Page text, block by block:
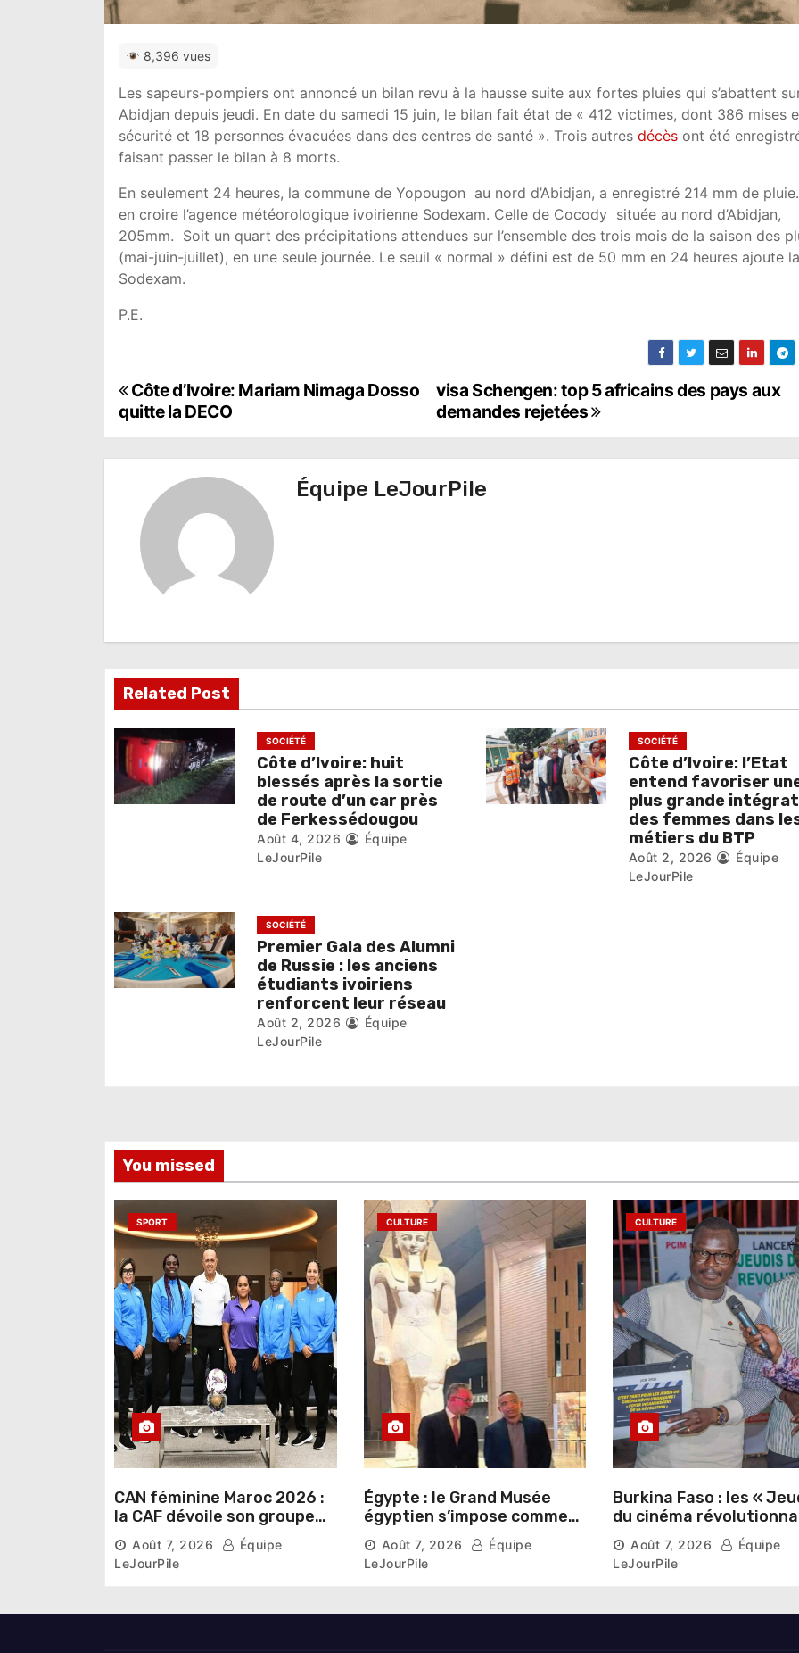
8,396 vues
Les sapeurs-pompiers ont annoncé un bilan revu à la hausse suite aux fortes pluies qui s’abattent
Abidjan depuis jeudi. En date du samedi 15 juin, le bilan fait état de « 412 victimes, dont 386 mises
sécurité et 18 personnes évacuées dans des centres de santé ». Trois autres décès ont été
faisant passer le bilan à 8 morts.
En seulement 24 heures, la commune de Yopougon au nord d’Abidjan, a enregistré 214 mm de
en croire l’agence météorologique ivoirienne Sodexam. Celle de Cocody située au nord d’Abidjan,
205mm. Soit un quart des précipitations attendues sur l’ensemble des trois mois de la saison des
(mai-juin-juillet), en une seule journée. Le seuil « normal » défini est de 50 mm en 24 heures ajoute la
Sodexam.
P.E.
N
a
v
i
n
d
e
l
r
t
i
visa Schengen: top 5 africains des pays aux
demandes rejetées
Côte d’Ivoire: Mariam Nimaga Dosso
quitte la DECO
Équipe LeJourPile
Related Post
SOCIÉTÉ
Côte d’Ivoire: huit
blessés après la sortie
de route d’un car près
de Ferkessédougou
Août 4, 2026
Équipe
LeJourPile
SOCIÉTÉ
Côte d’Ivoire: l’Etat
entend favoriser
plus grande
des femmes dans
métiers du BTP
Août 2, 2026
Équipe
LeJourPile
SOCIÉTÉ
Premier Gala des Alumni
de Russie : les anciens
étudiants ivoiriens
renforcent leur réseau
Août 2, 2026
Équipe
LeJourPile
You missed
SPORT
CAN féminine Maroc 2026 :
la CAF dévoile son groupe
d’experts chargé d’analyser
la compétition
Août 7, 2026
Équipe
LeJourPile
CULTURE
Égypte : le Grand Musée
égyptien s’impose comme
une vitrine du patrimoine
pharaonique auprès des
dirigeants étrangers
Août 7, 2026
Équipe
LeJourPile
CULTURE
Burkina Faso : les «
du cinéma
lancés au Mémorial
Sankara
Août 7, 2026
Équipe
LeJourPile